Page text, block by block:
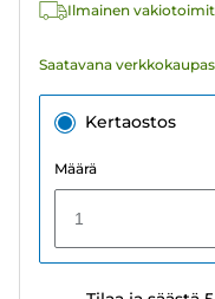
Ilmainen
Saatavana
Kertaostos
Määrä
1